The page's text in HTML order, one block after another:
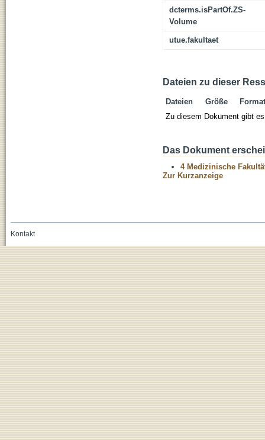
dcterms.isPartOf.ZS-
Volume
utue.fakultaet
Dateien zu dieser
Dateien Größe
Format
Zu diesem Dokument gibt
Das Dokument
4 Medizinische
Zur Kurzanzeige
Kontakt